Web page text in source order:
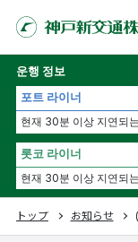
운행 정보
포트 라이너
현재 30분 이상 지연되
롯코 라이너
현재 30분 이상 지연되
トップ お知らせ